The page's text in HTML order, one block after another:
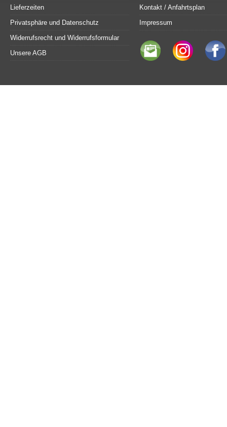
Lieferzeiten
Privatsphäre und Datenschutz
Widerrufsrecht und Widerrufsformular
Unsere AGB
Kontakt / Anfahrtsplan
Impressum